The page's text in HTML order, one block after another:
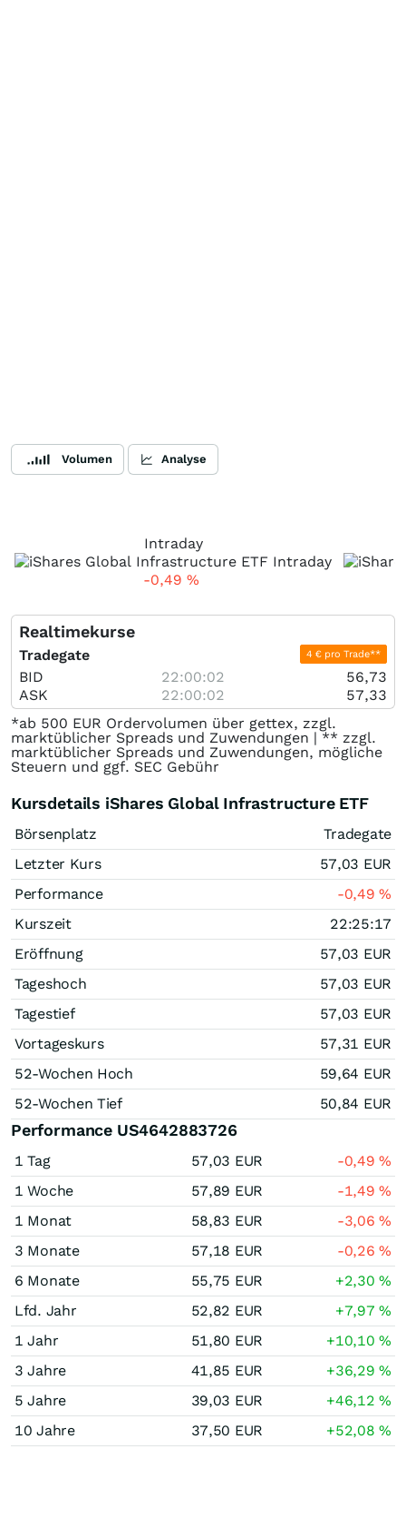
Volumen Analyse
Intraday
-0,49 %
Realtimekurse
Tradegate 4 € pro Trade**
BID 22:00:02
56,73
ASK
22:00:02
57,33
*ab 500 EUR Ordervolumen über gettex, zzgl.
marktüblicher Spreads und Zuwendungen | ** zzgl.
marktüblicher Spreads und Zuwendungen, mögliche
Steuern und ggf. SEC Gebühr
Kursdetails iShares Global Infrastructure ETF
Börsenplatz
Tradegate
Letzter Kurs
57,03 EUR
Performance
-0,49%
Kurszeit
22:25:17
Eröffnung
57,03 EUR
Tageshoch
57,03 EUR
Tagestief
57,03 EUR
Vortageskurs
57,31 EUR
52-Wochen Hoch
59,64 EUR
52-Wochen Tief
50,84 EUR
Performance US4642883726
1 Tag 57,03 EUR -0,49%
1 Woche
57,89 EUR -1,49%
1 Monat
58,83 EUR -3,06%
3 Monate
57,18 EUR -0,26%
6 Monate
55,75 EUR +2,30%
Lfd. Jahr
52,82 EUR +7,97%
1 Jahr
51,80 EUR +10,10%
3 Jahre
41,85 EUR +36,29%
5 Jahre
39,03 EUR +46,12%
10 Jahre
37,50 EUR +52,08%